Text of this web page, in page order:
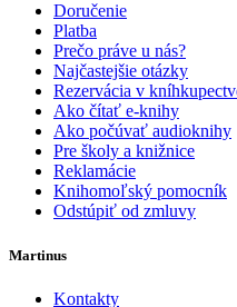
Doručenie
Platba
Prečo práve u nás?
Najčastejšie otázky
Rezervácia v
Ako čítať e-knihy
Ako počúvať audioknihy
Pre školy a knižnice
Reklamácie
Knihomoľský pomocník
Odstúpiť od zmluvy
Martinus
Kontakty